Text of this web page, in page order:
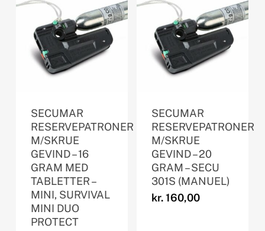
SECUMAR
RESERVEPATRONER
M/SKRUE
GEVIND – 16
GRAM MED
TABLETTER –
MINI, SURVIVAL
MINI DUO
PROTECT
SECUMAR
RESERVEPATRONER
M/SKRUE
GEVIND – 20
GRAM – SECU
301S (MANUEL)
kr.160,00